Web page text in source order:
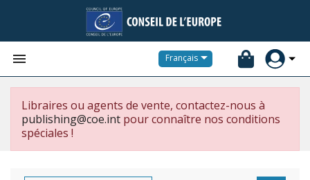
 Français
Libraires ou agents de vente, contactez-nous à
publishing@coe.int pour connaître nos conditions
spéciales !